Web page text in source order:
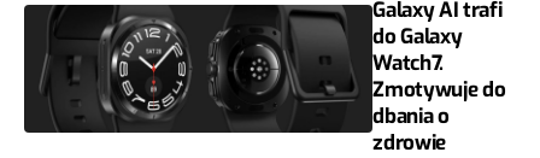
Galaxy AI trafi
do Galaxy
Watch7.
Zmotywuje do
dbania o
zdrowie